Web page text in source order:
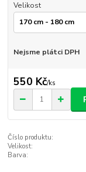
Velikost
Nejsme plátci DPH
550 Kč/ks
Číslo produktu:
Velikost:
Barva: